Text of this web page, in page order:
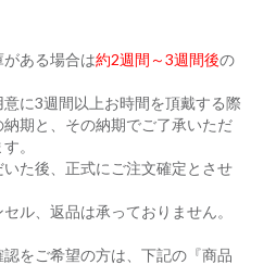
ある場合は約2週間～3週間後の
意に3週間以上お時間を頂戴する際
期と、その納期でご了承いただ
。
た後、正式にご注文確定とさせ
ル、返品は承っておりません。
をご希望の方は、下記の『商品